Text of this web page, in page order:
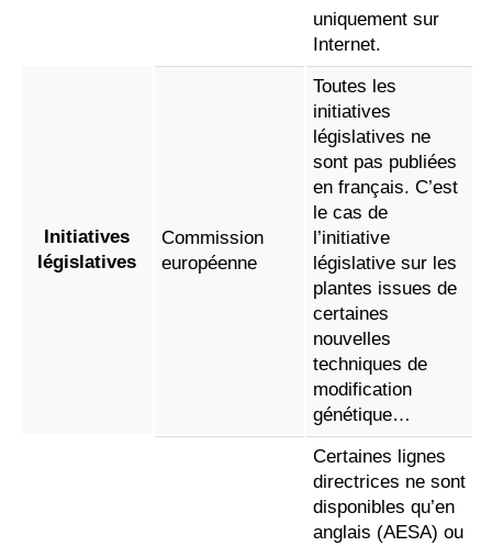
uniquement sur
Internet.
Initiatives
législatives
Commission
européenne
Toutes les
initiatives
législatives ne
sont pas publiées
en français. C’est
le cas de
l’initiative
législative sur les
plantes issues de
certaines
nouvelles
techniques de
modification
génétique…
Certaines lignes
directrices ne sont
disponibles qu’en
anglais (AESA) ou